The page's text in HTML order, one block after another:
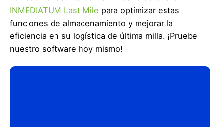
INMEDIATUM Last Mile para optimizar estas
funciones de almacenamiento y mejorar la
eficiencia en su logística de última milla. ¡Pruebe
nuestro software hoy mismo!